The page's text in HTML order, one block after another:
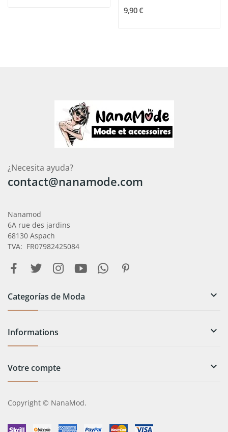
9,90 €
¿Necesita ayuda?
contact@nanamode.com
Nanamod
6A rue des jardins
68130 Aspach
TVA: FR07982425084
Categorías de Moda 
Informations 
Votre compte 
Copyright © NanaMod.